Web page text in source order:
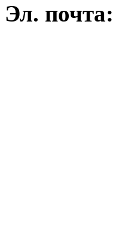
Эл. почта: